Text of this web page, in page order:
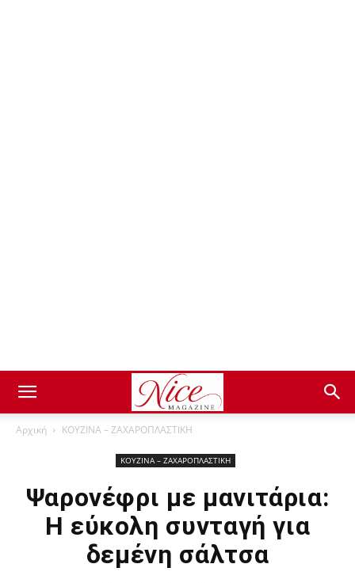
Αρχική ΚΟΥΖΙΝΑ – ΖΑΧΑΡΟΠΛΑΣΤΙΚΗ
ΚΟΥΖΙΝΑ – ΖΑΧΑΡΟΠΛΑΣΤΙΚΗ
Ψαρονέφρι με μανιτάρια:
Η εύκολη συνταγή για
δεμένη σάλτσα